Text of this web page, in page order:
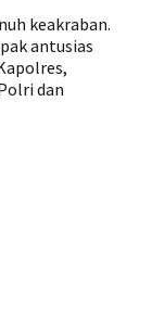
keakraban.
antusias
dan